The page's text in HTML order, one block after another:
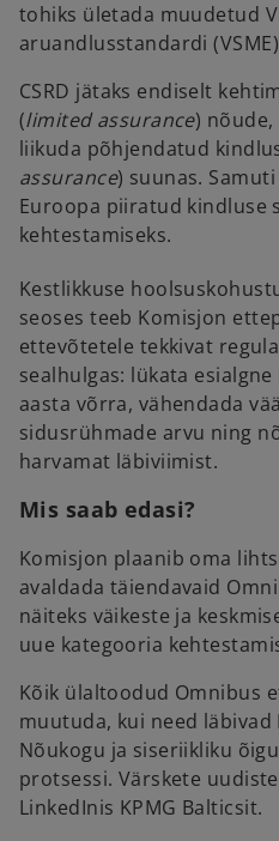
tohiks ületada muudetud
aruandlusstandardi
CSRD jätaks endiselt
(limited assurance) nõude,
liikuda põhjendatud
assurance) suunas.
Euroopa piiratud kindluse
kehtestamiseks.
Kestlikkuse
seoses teeb Komisjon
ettevõtetele tekkivat
sealhulgas: lükata
aasta võrra, vähendada
sidusrühmade arvu ning
harvamat läbiviimist.
Mis saab edasi?
Komisjon plaanib oma
avaldada täiendavaid
näiteks väikeste ja
uue kategooria
Kõik ülaltoodud Omnibus
muutuda, kui need läbivad
Nõukogu ja siseriikliku
protsessi. Värskete
LinkedInis KPMG Balticsit.